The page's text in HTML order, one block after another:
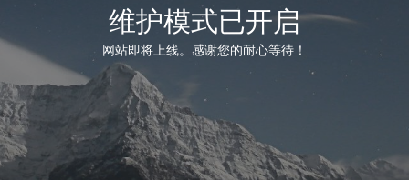
维护模式已开启
网站即将上线。感谢您的耐心等待！